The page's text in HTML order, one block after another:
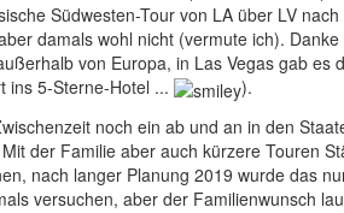
Südwesten-Tour von LA über LV
damals wohl nicht (vermute ich).
von Europa, in Las Vegas gab
ins 5-Sterne-Hotel ...
).
noch ein ab und an in den
der Familie aber auch kürzere Touren
nach langer Planung 2019 wurde das
versuchen, aber der Familienwunsch